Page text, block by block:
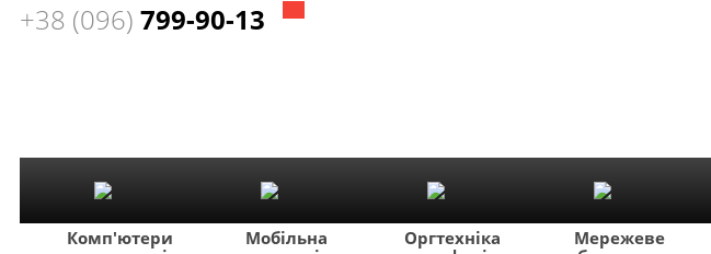
+38 (096) 799-90-13
Комп'ютери
Мобільна
Оргтехніка
Мережеве